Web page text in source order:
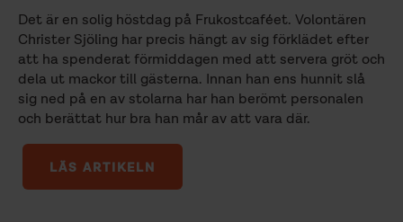
Det är en solig höstdag på Frukostcaféet. Volontären
Christer Sjöling har precis hängt av sig förklädet efter
att ha spenderat förmiddagen med att servera gröt och
dela ut mackor till gästerna. Innan han ens hunnit slå
sig ned på en av stolarna har han berömt personalen
och berättat hur bra han mår av att vara där.
LÄS ARTIKELN